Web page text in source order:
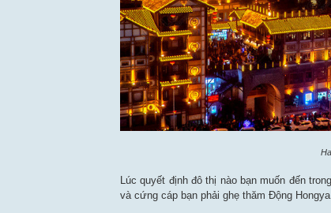
Lúc quyết định đô thị nào bạn muốn đến trong
và cứng cáp bạn phải ghẹ thăm Động Hongya.